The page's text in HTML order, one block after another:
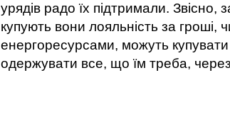
урядів радо їх підтримали. Звісно,
купують вони лояльність за
енергоресурсами, можуть
одержувати все, що їм треба, через